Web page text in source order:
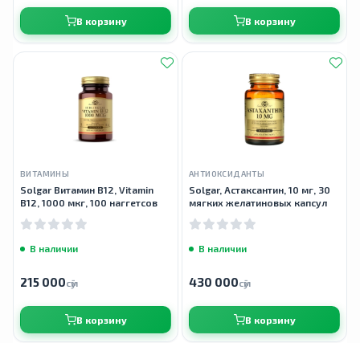
В корзину В корзину
ВИТАМИНЫ
Solgar Витамин B12, Vitamin
B12, 1000 мкг, 100 наггетсов
В наличии
215 000сӯм
В корзину
АНТИОКСИДАНТЫ
Solgar, Астаксантин, 10 мг, 30
мягких желатиновых капсул
В наличии
430 000сӯм
В корзину